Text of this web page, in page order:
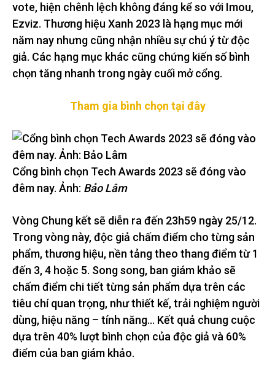
vote, hiện chênh lệch không đáng kể so với Imou,
Ezviz. Thương hiệu Xanh 2023 là hạng mục mới
năm nay nhưng cũng nhận nhiều sự chú ý từ độc
giả. Các hạng mục khác cũng chứng kiến số bình
chọn tăng nhanh trong ngày cuối mở cổng.
Tham gia bình chọn tại đây
Cổng bình chọn Tech Awards 2023 sẽ đóng vào
đêm nay. Ảnh: Bảo Lâm
Vòng Chung kết sẽ diễn ra đến 23h59 ngày 25/12.
Trong vòng này, độc giả chấm điểm cho từng sản
phẩm, thương hiệu, nền tảng theo thang điểm từ 1
đến 3, 4 hoặc 5. Song song, ban giám khảo sẽ
chấm điểm chi tiết từng sản phẩm dựa trên các
tiêu chí quan trọng, như thiết kế, trải nghiệm người
dùng, hiệu năng – tính năng… Kết quả chung cuộc
dựa trên 40% lượt bình chọn của độc giả và 60%
điểm của ban giám khảo.